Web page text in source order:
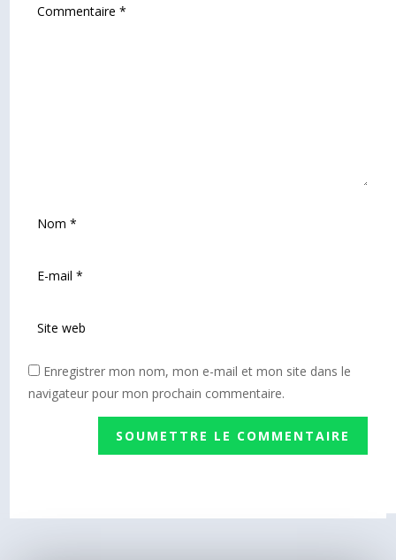
Enregistrer mon nom, mon e-mail et mon site dans le
navigateur pour mon prochain commentaire.
SOUMETTRE LE COMMENTAIRE